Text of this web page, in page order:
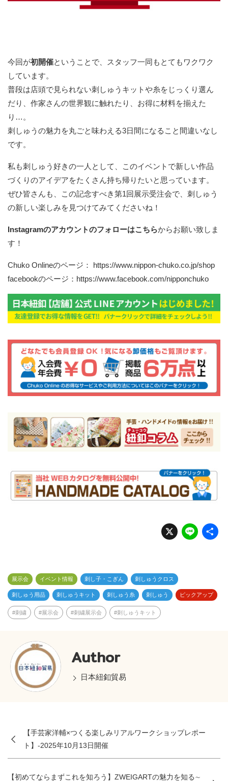
今回が初開催ということで、スタッフ一同もとてもワクワク
しています。
普段は店頭で見られない刺しゅうキットや糸をじっくり選ん
だり、作家さんの世界観に触れたり、お得に材料を揃えた
り…。
刺しゅうの魅力を丸ごと味わえる3日間になること間違いなし
です。
私も刺しゅう好きの一人として、このイベントで新しい作品
づくりのアイデアをたくさん持ち帰りたいと思っています。
ぜひ皆さんも、この記念すべき第1回展示受注会で、刺しゅう
の新しい楽しみを見つけてみてくださいね！
Instagramのアカウントのフォローはこちらからお願い致しま
す！
Chuko Onlineのページ： https://www.nippon-chuko.co.jp/shop
facebookのページ： https://www.facebook.com/nipponchuko
X Li
n
展示会 イベント情報 刺し子・こぎん 刺しゅうクロス
刺しゅう用品 刺しゅうキット 刺しゅう糸 刺しゅう ピックアップ
刺繍 展示会 刺繍展示会 刺しゅうキット
Author
日本紐釦貿易
【手芸家洋輔×つくる楽しみリアルワークショップレポー
ト】-2025年10月13日開催
【初めてならまずこれを知ろう】ZWEIGARTの魅力を知る∼